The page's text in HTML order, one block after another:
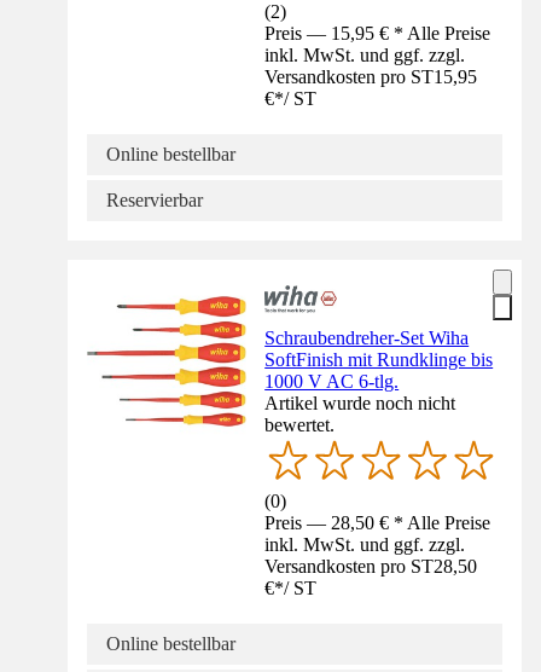
(2)
Preis — 15,95 € * Alle Preise
inkl. MwSt. und ggf. zzgl.
Versandkosten pro ST15,95
€*/ ST
Online bestellbar
Reservierbar
Schraubendreher-Set Wiha
SoftFinish mit Rundklinge bis
1000 V AC 6-tlg.
Artikel wurde noch nicht
bewertet.
(0)
Preis — 28,50 € * Alle Preise
inkl. MwSt. und ggf. zzgl.
Versandkosten pro ST28,50
€*/ ST
Online bestellbar